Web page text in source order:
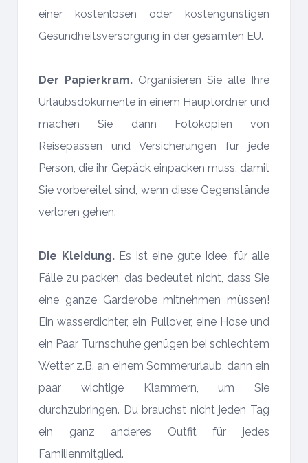
einer kostenlosen oder kostengünstigen
Gesundheitsversorgung in der gesamten EU.
Der Papierkram. Organisieren Sie alle Ihre
Urlaubsdokumente in einem Hauptordner und
machen Sie dann Fotokopien von
Reisepässen und Versicherungen für jede
Person, die ihr Gepäck einpacken muss, damit
Sie vorbereitet sind, wenn diese Gegenstände
verloren gehen.
Die Kleidung.Es ist eine gute Idee, für alle
Fälle zu packen, das bedeutet nicht, dass Sie
eine ganze Garderobe mitnehmen müssen!
Ein wasserdichter, ein Pullover, eine Hose und
ein Paar Turnschuhe genügen bei schlechtem
Wetter z.B. an einem Sommerurlaub, dann ein
paar wichtige Klammern, um Sie
durchzubringen. Du brauchst nicht jeden Tag
ein ganz anderes Outfit für jedes
Familienmitglied.